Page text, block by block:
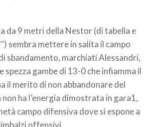
da 9 metri della Nestor (di tabella e
sembra mettere in salita il campo
sbandamento, marchiati Alessandri,
spezza gambe di 13-0 che infiamma il
il merito di non abbandonare del
ha l’energia dimostrata in gara1,
campo difensiva dove si espone a
offensivi.